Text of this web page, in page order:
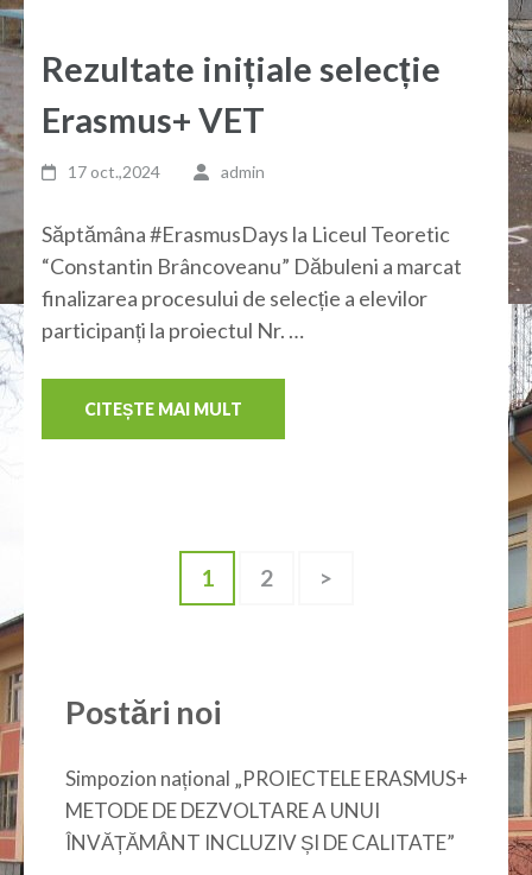
Rezultate inițiale selecție
Erasmus+ VET
17 oct.,2024 admin
Săptămâna #ErasmusDays la Liceul Teoretic
“Constantin Brâncoveanu” Dăbuleni a marcat
finalizarea procesului de selecție a elevilor
participanți la proiectul Nr. …
CITEȘTE MAI MULT
Pagină
1 Pagină
2 >
Postări noi
Simpozion național „PROIECTELE ERASMUS+
METODE DE DEZVOLTARE A UNUI
ÎNVĂȚĂMÂNT INCLUZIV ȘI DE CALITATE”